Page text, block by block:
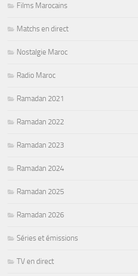
Films Marocains
Matchs en direct
Nostalgie Maroc
Radio Maroc
Ramadan 2021
Ramadan 2022
Ramadan 2023
Ramadan 2024
Ramadan 2025
Ramadan 2026
Séries et émissions
TV en direct